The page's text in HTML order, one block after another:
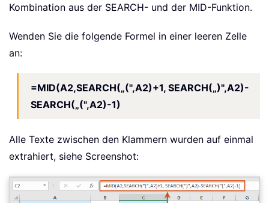
Kombination aus der SEARCH- und der MID-Funktion.
Wenden Sie die folgende Formel in einer leeren Zelle
an:
=MID(A2,SEARCH(„(",A2)+1, SEARCH(„)",A2)-
SEARCH(„(",A2)-1)
Alle Texte zwischen den Klammern wurden auf einmal
extrahiert, siehe Screenshot: